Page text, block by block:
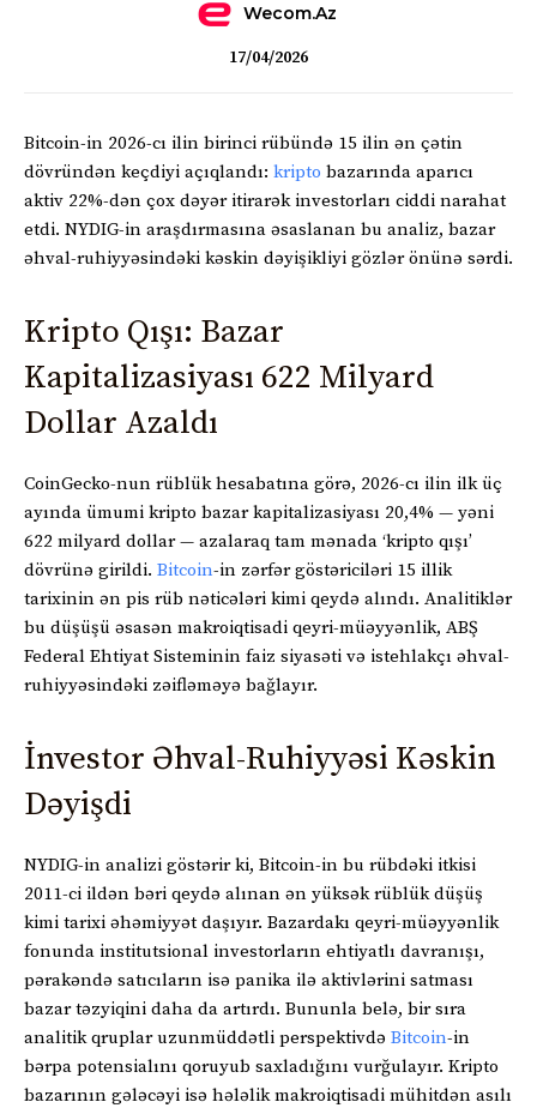
Wecom.az
17/04/2026
Bitcoin-in 2026-cı ilin birinci rübündə 15 ilin ən çətin
dövründən keçdiyi açıqlandı: kripto bazarında aparıcı
aktiv 22%-dən çox dəyər itirarək investorları ciddi narahat
etdi. NYDIG-in araşdırmasına əsaslanan bu analiz, bazar
əhval-ruhiyyəsindəki kəskin dəyişikliyi gözlər önünə sərdi.
Kripto Qışı: Bazar
Kapitalizasiyası 622 Milyard
Dollar Azaldı
CoinGecko-nun rüblük hesabatına görə, 2026-cı ilin ilk üç
ayında ümumi kripto bazar kapitalizasiyası 20,4% — yəni
622 milyard dollar — azalaraq tam mənada ‘kripto qışı’
dövrünə girildi. Bitcoin-in zərfər göstəriciləri 15 illik
tarixinin ən pis rüb nəticələri kimi qeydə alındı. Analitiklər
bu düşüşü əsasən makroiqtisadi qeyri-müəyyənlik, ABŞ
Federal Ehtiyat Sisteminin faiz siyasəti və istehlakçı əhval-
ruhiyyəsindəki zəifləməyə bağlayır.
İnvestor Əhval-Ruhiyyəsi Kəskin
Dəyişdi
NYDIG-in analizi göstərir ki, Bitcoin-in bu rübdəki itkisi
2011-ci ildən bəri qeydə alınan ən yüksək rüblük düşüş
kimi tarixi əhəmiyyət daşıyır. Bazardakı qeyri-müəyyənlik
fonunda institutsional investorların ehtiyatlı davranışı,
pərakəndə satıcıların isə panika ilə aktivlərini satması
bazar təzyiqini daha da artırdı. Bununla belə, bir sıra
analitik qruplar uzunmüddətli perspektivdə Bitcoin-in
bərpa potensialını qoruyub saxladığını vurğulayır. Kripto
bazarının gələcəyi isə hələlik makroiqtisadi mühitdən asılı